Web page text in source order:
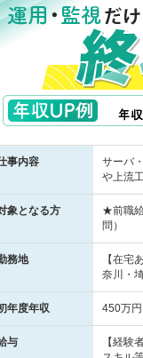
事内容
サーバ
や上流
象となる方
★前職
問）
務地
【在宅
奈川・
年度年収 450万
与
【経験